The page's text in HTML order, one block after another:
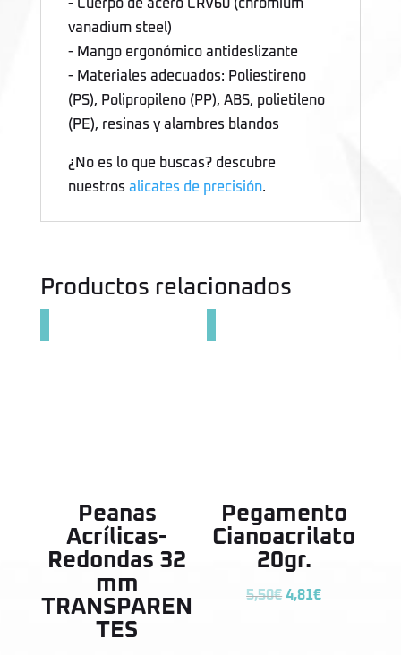
- Cuerpo de acero CRV60 (chromium
vanadium steel)
- Mango ergonómico antideslizante
- Materiales adecuados: Poliestireno
(PS), Polipropileno (PP), ABS, polietileno
(PE), resinas y alambres blandos
¿No es lo que buscas? descubre
nuestros alicates de precisión.
Productos relacionados
Peanas
Acrílicas-
Redondas 32
mm
TRANSPAREN
TES
Pegamento
Cianoacrilato
20gr.
5,50€ El
4,81€El